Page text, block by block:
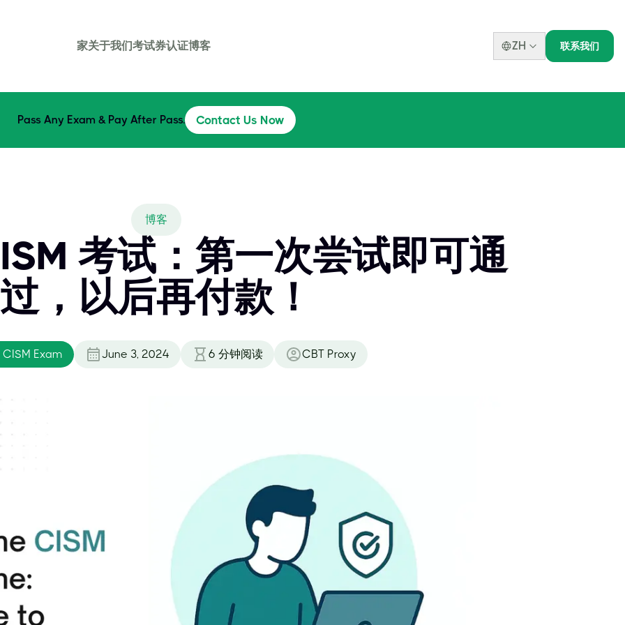
家关于我们考试券认证博客 ZH 联系我们
Pass Any Exam & Pay After Pass. Contact Us Now
博客
考试：第一次尝试即可通
过，以后再付款！
CISM Exam June 3, 2024 6 分钟阅读 CBT Proxy